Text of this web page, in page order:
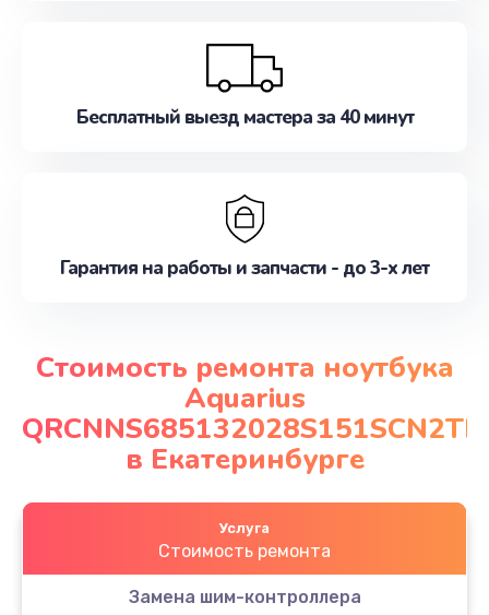
Бесплатный выезд мастера за 40 минут
Гарантия на работы и запчасти - до 3-х лет
Стоимость ремонта ноутбука
Aquarius
в Екатеринбурге
Услуга
Стоимость ремонта
Замена шим-контроллера